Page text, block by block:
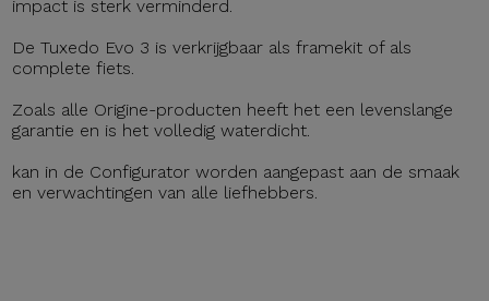
impact is sterk verminderd.
De Tuxedo Evo 3 is verkrijgbaar als framekit of als
complete fiets.
Zoals alle Origine-producten heeft het een levenslange
garantie en is het volledig waterdicht.
kan in de Configurator worden aangepast aan de smaak
en verwachtingen van alle liefhebbers.